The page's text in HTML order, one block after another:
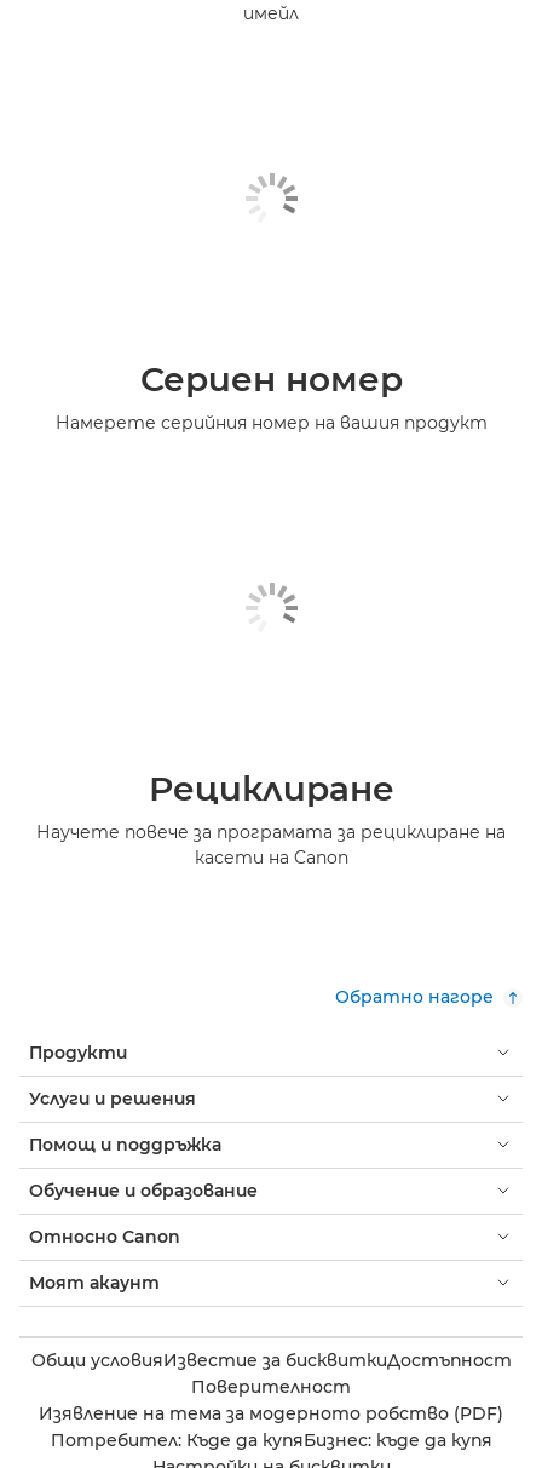
имейл
Сериен номер
Намерете серийния номер на вашия продукт
Рециклиране
Научете повече за програмата за рециклиране на
касети на Canon
Обратно нагоре
Продукти
Услуги и решения
Помощ и поддръжка
Обучение и образование
Относно Canon
Моят акаунт
Общи условияИзвестие за бисквиткиДостъпност
Поверителност
Изявление на тема за модерното робство (PDF)
Потребител: Къде да купяБизнес: къде да купя